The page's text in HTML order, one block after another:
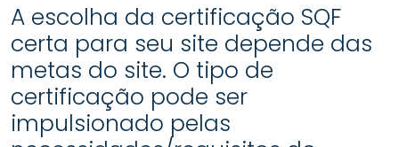
A escolha da certificação SQF
certa para seu site depende das
metas do site. O tipo de
certificação pode ser
impulsionado pelas